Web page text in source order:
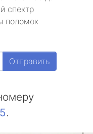
спектр
поломок
Отправить
.